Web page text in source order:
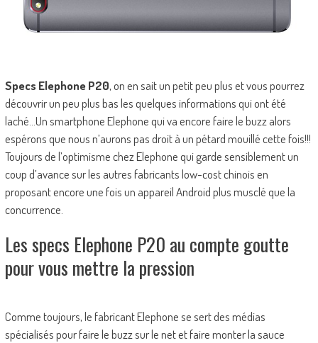
Specs Elephone P20, on en sait un petit peu plus et vous pourrez
découvrir un peu plus bas les quelques informations qui ont été
laché…Un smartphone Elephone qui va encore faire le buzz alors
espérons que nous n’aurons pas droit à un pétard mouillé cette fois!!!
Toujours de l’optimisme chez Elephone qui garde sensiblement un
coup d’avance sur les autres fabricants low-cost chinois en
proposant encore une fois un appareil Android plus musclé que la
concurrence.
Les specs Elephone P20 au compte goutte
pour vous mettre la pression
Comme toujours, le fabricant Elephone se sert des médias
spécialisés pour faire le buzz sur le net et faire monter la sauce